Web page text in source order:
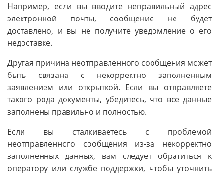
Например, если вы вводите неправильный адрес
электронной почты, сообщение не будет
доставлено, и вы не получите уведомление о его
недоставке.
Другая причина неотправленного сообщения может
быть связана с некорректно заполненным
заявлением или открыткой. Если вы отправляете
такого рода документы, убедитесь, что все данные
заполнены правильно и полностью.
Если вы сталкиваетесь с проблемой
неотправленного сообщения из-за некорректно
заполненных данных, вам следует обратиться к
оператору или службе поддержки, чтобы уточнить